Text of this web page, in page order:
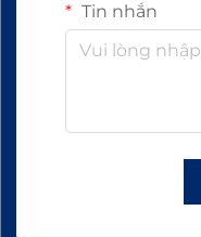
Tin nhắn